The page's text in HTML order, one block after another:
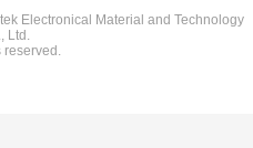
Electronical Material and Technology
Ltd.
reserved.